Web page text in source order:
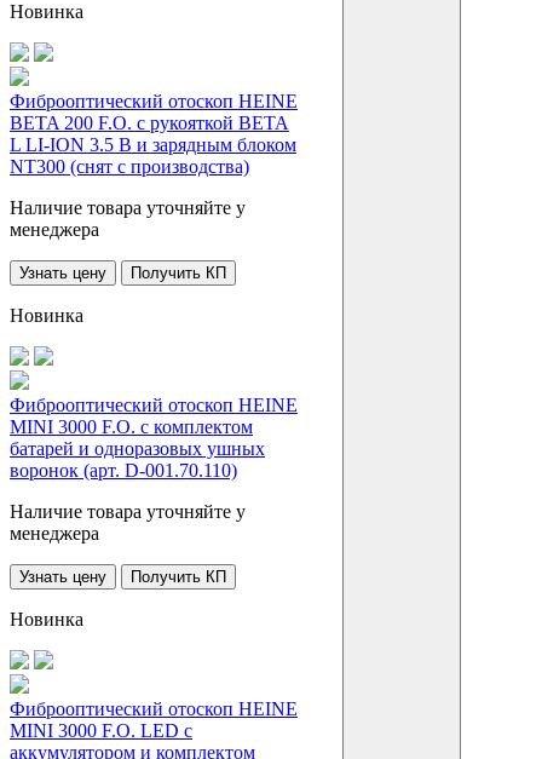
Новинка
Фиброоптический отоскоп HEINE
BETA 200 F.O. с рукояткой BETA
L LI-ION 3.5 В и зарядным блоком
NT300 (снят с производства)
Наличие товара уточняйте у
менеджера
Узнать цену Получить КП
Новинка
Фиброоптический отоскоп HEINE
MINI 3000 F.O. с комплектом
батарей и одноразовых ушных
воронок (арт. D-001.70.110)
Наличие товара уточняйте у
менеджера
Узнать цену Получить КП
Новинка
Фиброоптический отоскоп HEINE
MINI 3000 F.O. LED с
аккумулятором и комплектом